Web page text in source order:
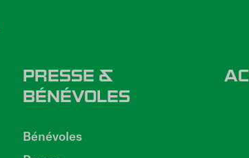
PRESSE &
BÉNÉVOLES
Bénévoles